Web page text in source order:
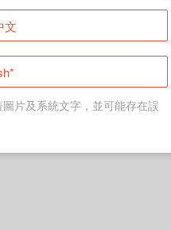
頁
文
片及系統文字，並可能存在誤